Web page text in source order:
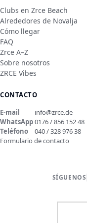
Clubs en Zrce Beach
Alrededores de Novalja
Cómo llegar
FAQ
Zrce A–Z
Sobre nosotros
ZRCE Vibes
CONTACTO
E-mail
info@zrce.de
WhatsApp0176 / 856 152 48
Teléfono
040 / 328 976 38
Formulario de contacto
SÍGUENOS